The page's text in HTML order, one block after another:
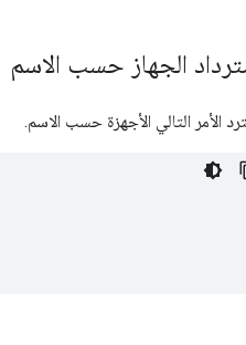
الجهاز حسب الاسم
الأمر التالي الأجهزة حسب الاسم.